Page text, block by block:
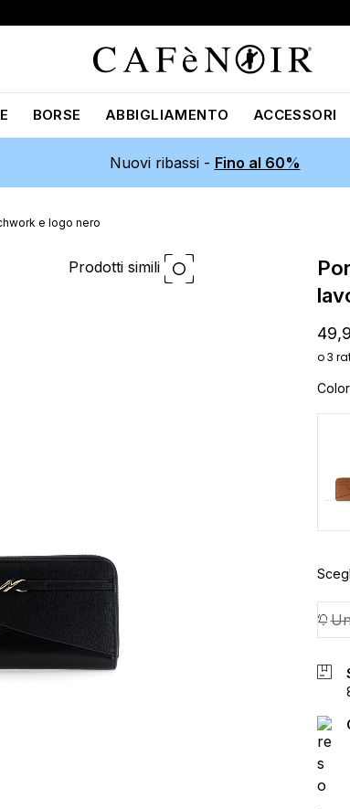
BORSE ABBIGLIAMENTO ACCESSORI
Nuovi ribassi - Fino al 60%
e logo nero
Prodotti simili
portafoglio effetto pelle con